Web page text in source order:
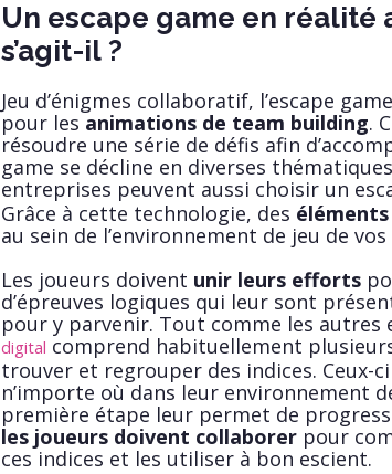
Un escape game en réalité
s’agit-il ?
Jeu d’énigmes collaboratif, l’escape
pour les animations de team building.
résoudre une série de défis afin
game se décline en diverses
entreprises peuvent aussi choisir un
Grâce à cette technologie, des
au sein de l’environnement de jeu de
Les joueurs doivent unir leurs efforts
d’épreuves logiques qui leur sont
pour y parvenir. Tout comme les autres
digital comprend habituellement
trouver et regrouper des indices. Ceux-
n’importe où dans leur environnement
première étape leur permet de
les joueurs doivent collaborer pour
ces indices et les utiliser à bon escient.